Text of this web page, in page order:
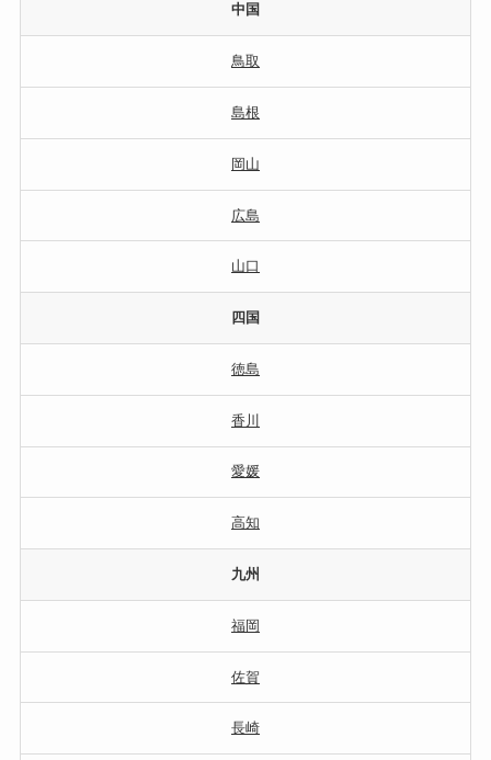
中国
鳥取
島根
岡山
広島
山口
四国
徳島
香川
愛媛
高知
九州
福岡
佐賀
長崎